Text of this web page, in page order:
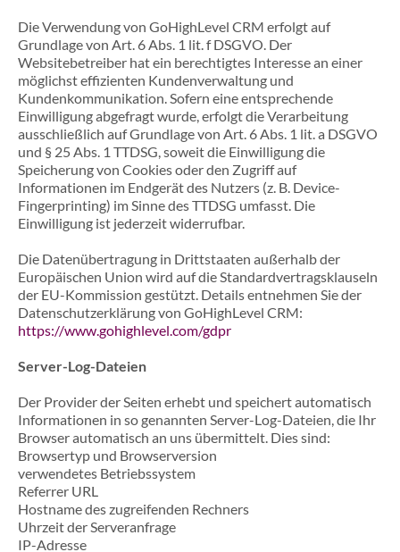
Die Verwendung von GoHighLevel CRM erfolgt auf
Grundlage von Art. 6 Abs. 1 lit. f DSGVO. Der
Websitebetreiber hat ein berechtigtes Interesse an einer
möglichst effizienten Kundenverwaltung und
Kundenkommunikation. Sofern eine entsprechende
Einwilligung abgefragt wurde, erfolgt die Verarbeitung
ausschließlich auf Grundlage von Art. 6 Abs. 1 lit. a DSGVO
und § 25 Abs. 1 TTDSG, soweit die Einwilligung die
Speicherung von Cookies oder den Zugriff auf
Informationen im Endgerät des Nutzers (z. B. Device-
Fingerprinting) im Sinne des TTDSG umfasst. Die
Einwilligung ist jederzeit widerrufbar.
Die Datenübertragung in Drittstaaten außerhalb der
Europäischen Union wird auf die Standardvertragsklauseln
der EU-Kommission gestützt. Details entnehmen Sie der
Datenschutzerklärung von GoHighLevel CRM:
https://www.gohighlevel.com/gdpr
Server-Log-Dateien
Der Provider der Seiten erhebt und speichert automatisch
Informationen in so genannten Server-Log-Dateien, die Ihr
Browser automatisch an uns übermittelt. Dies sind:
Browsertyp und Browserversion
verwendetes Betriebssystem
Referrer URL
Hostname des zugreifenden Rechners
Uhrzeit der Serveranfrage
IP-Adresse